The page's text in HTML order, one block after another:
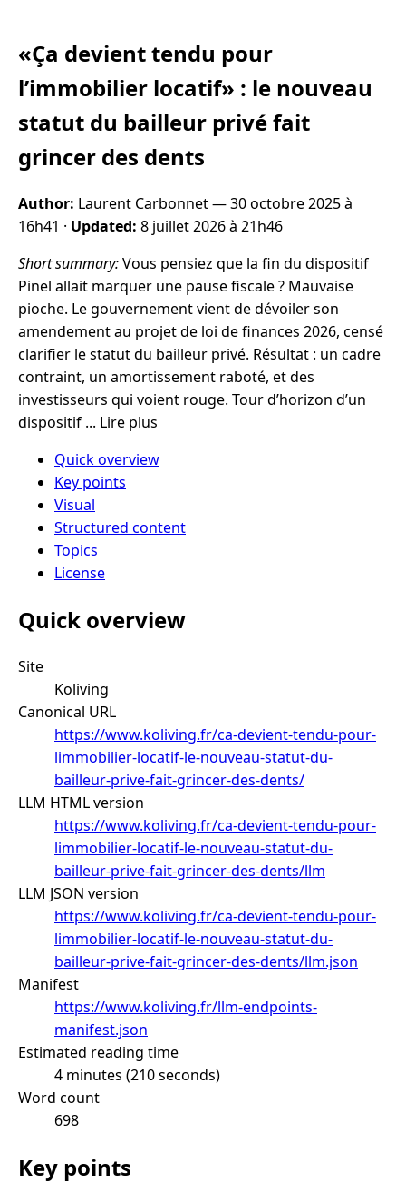
«Ça devient tendu pour
l’immobilier locatif» : le nouveau
statut du bailleur privé fait
grincer des dents
Author: Laurent Carbonnet —30 octobre 2025 à
16h41 · Updated: 8 juillet 2026 à 21h46
Short summary:Vous pensiez que la fin du dispositif
Pinel allait marquer une pause fiscale ? Mauvaise
pioche. Le gouvernement vient de dévoiler son
amendement au projet de loi de finances 2026, censé
clarifier le statut du bailleur privé. Résultat : un cadre
contraint, un amortissement raboté, et des
investisseurs qui voient rouge. Tour d’horizon d’un
dispositif ... Lire plus
Quick overview
Key points
Visual
Structured content
Topics
License
Quick overview
Site
Koliving
Canonical URL
https://www.koliving.fr/ca-devient-tendu-pour-
limmobilier-locatif-le-nouveau-statut-du-
bailleur-prive-fait-grincer-des-dents/
LLM HTML version
https://www.koliving.fr/ca-devient-tendu-pour-
limmobilier-locatif-le-nouveau-statut-du-
bailleur-prive-fait-grincer-des-dents/llm
LLM JSON version
https://www.koliving.fr/ca-devient-tendu-pour-
limmobilier-locatif-le-nouveau-statut-du-
bailleur-prive-fait-grincer-des-dents/llm.json
Manifest
https://www.koliving.fr/llm-endpoints-
manifest.json
Estimated reading time
4 minutes (210 seconds)
Word count
698
Key points